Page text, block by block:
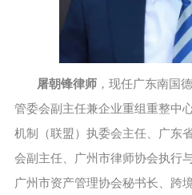
屠朝锋律师 ，现任广东南国
管委会副主任兼企业重组重整中
机制（联盟）执委会主任、广东
会副主任、广州市律师协会执行
广州市资产管理协会秘书长、跨